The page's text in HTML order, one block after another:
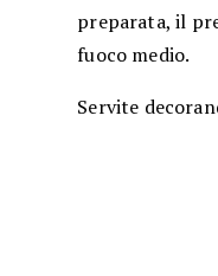
preparata, il
fuoco medio.
Servite